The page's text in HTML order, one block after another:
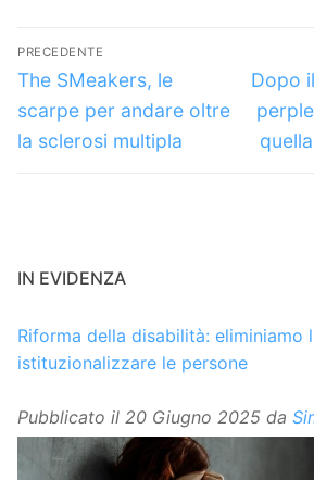
Navigazione
articoli
PRECEDENTE
Articolo
precedente:
The SMeakers, le
scarpe per andare oltre
la sclerosi multipla
Articolo
Dopo
IN EVIDENZA
Riforma della disabilità: eliminiamo
istituzionalizzare le persone
Pubblicato il 20 Giugno 2025 da